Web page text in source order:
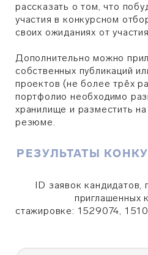
рассказать о том, что
участия в конкурсном
своих ожиданиях от
Дополнительно можно
собственных публикаций
проектов (не более трёх
портфолио необходимо
хранилище и разместить
резюме.
РЕЗУЛЬТАТЫ
ID заявок
приглашенных
стажировке: 1529074,